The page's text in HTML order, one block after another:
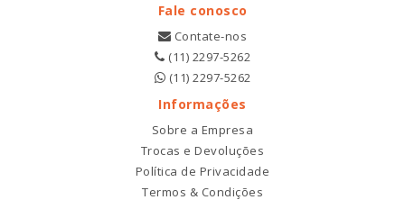
Fale conosco
Contate-nos
(11) 2297-5262
(11) 2297-5262
Informações
Sobre a Empresa
Trocas e Devoluções
Política de Privacidade
Termos & Condições